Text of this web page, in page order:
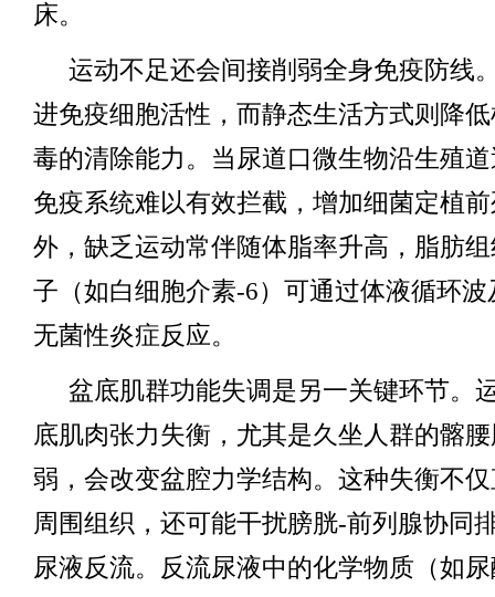
床。
运动不足还会间接削弱全身免疫防线
进免疫细胞活性，而静态生活方式则降
毒的清除能力。当尿道口微生物沿生殖
免疫系统难以有效拦截，增加细菌定植
外，缺乏运动常伴随体脂率升高，脂肪
子（如白细胞介素-6）可通过体液循环
无菌性炎症反应。
盆底肌群功能失调是另一关键环节。
底肌肉张力失衡，尤其是久坐人群的髂
弱，会改变盆腔力学结构。这种失衡不
周围组织，还可能干扰膀胱-前列腺协同
尿液反流。反流尿液中的化学物质（如